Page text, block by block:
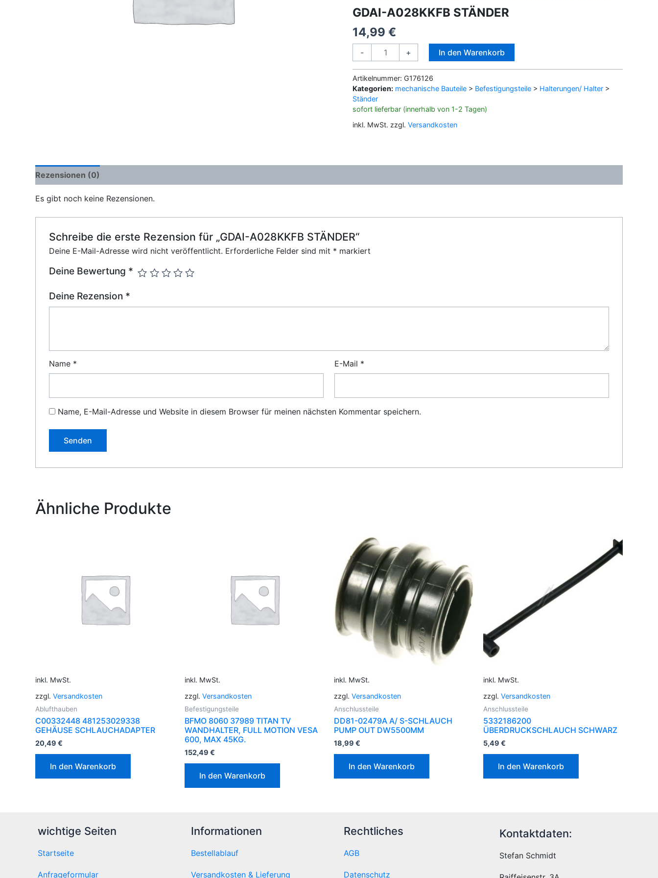
GDAI-A028KKFB STÄNDER
14,99 €
-
A028KKFB
STÄNDER
Menge
+ In den Warenkorb
Artikelnummer: G176126
Kategorien: mechanische Bauteile > Befestigungsteile > Halterungen/ Halter >
Ständer
sofort lieferbar (innerhalb von 1-2 Tagen)
inkl. MwSt. zzgl. Versandkosten
Rezensionen (0)
Es gibt noch keine Rezensionen.
Schreibe die erste Rezension für „GDAI-A028KKFB STÄNDER“
Deine E-Mail-Adresse wird nicht veröffentlicht. Erforderliche Felder sind mit * markiert
Deine Bewertung *
Deine Rezension *
Name * E-Mail *
Name, E-Mail-Adresse und Website in diesem Browser für meinen nächsten Kommentar speichern.
Ähnliche Produkte
inkl. MwSt.
zzgl. Versandkosten
Ablufthauben
C00332448 481253029338
GEHÄUSE SCHLAUCHADAPTER
20,49 €
In den Warenkorb
inkl. MwSt.
zzgl. Versandkosten
Befestigungsteile
BFMO 8060 37989 TITAN TV
WANDHALTER, FULL MOTION VESA
600, MAX 45KG.
152,49 €
In den Warenkorb
inkl. MwSt.
zzgl. Versandkosten
Anschlussteile
DD81-02479A A/ S-SCHLAUCH
PUMP OUT DW5500MM
18,99 €
In den Warenkorb
inkl. MwSt.
zzgl. Versandkosten
Anschlussteile
5332186200
ÜBERDRUCKSCHLAUCH SCHWARZ
5,49 €
In den Warenkorb
wichtige Seiten
Startseite
Anfrageformular
Informationen
Bestellablauf
Versandkosten & Lieferung
Rechtliches
AGB
Datenschutz
Kontaktdaten:
Stefan Schmidt